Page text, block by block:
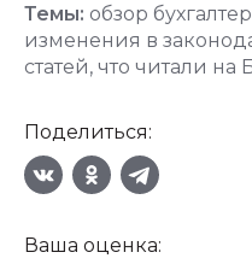
Темы: обзор
изменения в
статей, что читали на
Поделиться:
Ваша оценка: